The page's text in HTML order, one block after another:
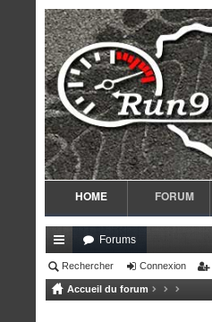
HOME FORUM
ac
co
Forums
Rechercher Connexion
Accueil du forum